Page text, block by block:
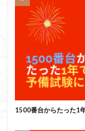
1500番台からたった1